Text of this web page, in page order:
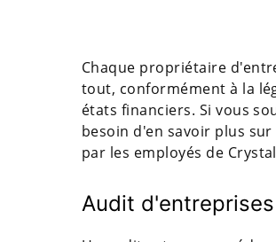
Chaque propriétaire
tout, conformément à la
états financiers. Si vous
besoin d'en savoir plus
par les employés de
Audit